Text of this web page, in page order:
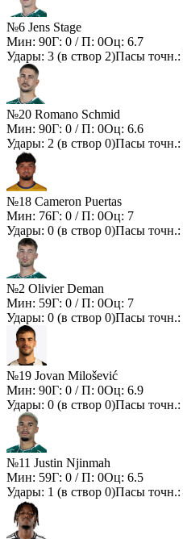
№6 Jens Stage
Мин: 90Г: 0 / П: 0Оц: 6.7
Удары: 3 (в створ 2)Пасы точн.:
№20 Romano Schmid
Мин: 90Г: 0 / П: 0Оц: 6.6
Удары: 2 (в створ 0)Пасы точн.:
№18 Cameron Puertas
Мин: 76Г: 0 / П: 0Оц: 7
Удары: 0 (в створ 0)Пасы точн.:
№2 Olivier Deman
Мин: 59Г: 0 / П: 0Оц: 7
Удары: 0 (в створ 0)Пасы точн.:
№19 Jovan Milošević
Мин: 90Г: 0 / П: 0Оц: 6.9
Удары: 0 (в створ 0)Пасы точн.:
№11 Justin Njinmah
Мин: 59Г: 0 / П: 0Оц: 6.5
Удары: 1 (в створ 0)Пасы точн.: